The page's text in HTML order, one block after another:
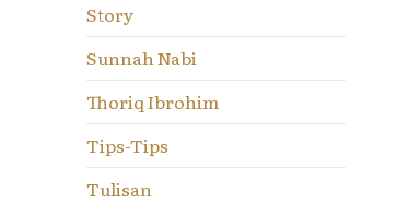
Story
Sunnah Nabi
Thoriq Ibrohim
Tips-Tips
Tulisan